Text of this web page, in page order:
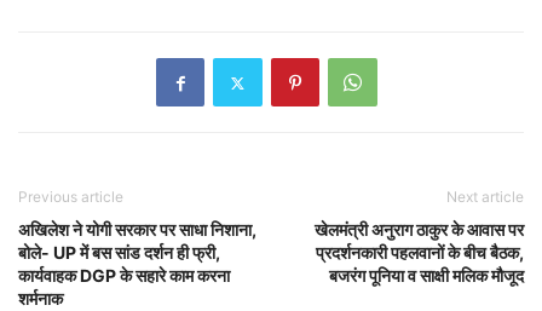
Previous article
अखिलेश ने योगी सरकार पर साधा निशाना,
बोले- UP में बस सांड दर्शन ही फ्री,
कार्यवाहक DGP के सहारे काम करना
शर्मनाक
Next article
खेलमंत्री अनुराग ठाकुर के आवास पर
प्रदर्शनकारी पहलवानों के बीच बैठक,
बजरंग पूनिया व साक्षी मलिक मौजूद